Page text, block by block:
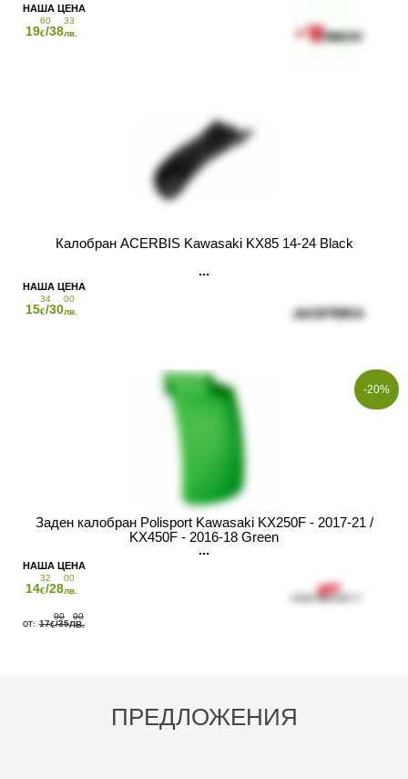
ПРЕДЛОЖЕНИЯ
19
60
€/38
33
лв.
Калобран ACERBIS Kawasaki KX85 14-24 Black
15
34
€/30
00
лв.
-20%
Заден калобран Polisport Kawasaki KX250F - 2017-21 /
KX450F - 2016-18 Green
14
32
€/28
00
лв.
17
90
€/35
00
ЛВ.